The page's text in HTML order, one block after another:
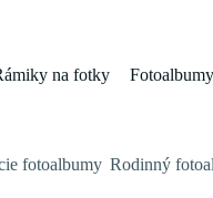
na fotky Fotoalbumy
fotoalbumy Rodinný